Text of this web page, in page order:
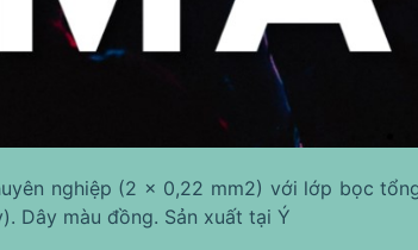
nghiệp (2 x 0,22 mm2) với lớp bọc
Dây màu đồng. Sản xuất tại Ý